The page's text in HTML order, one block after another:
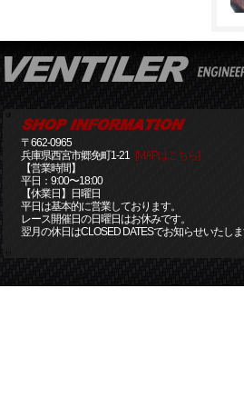
〒662-0965
兵庫県西宮市郷免町1-21 [MAPはこちら]
【営業時間】
平日：9:00〜18:00
【休業日】日曜日
平日は基本的に営業しております。
レース開催日の日曜日はお休みです。
翌月の休日はCLOSED DATESでお知らせいたし